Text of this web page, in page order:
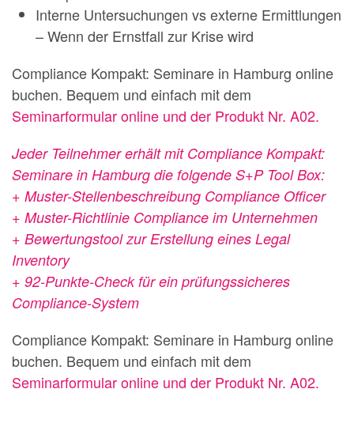
Interne Untersuchungen vs externe Ermittlungen
– Wenn der Ernstfall zur Krise wird
Compliance Kompakt: Seminare in Hamburg online
buchen. Bequem und einfach mit dem
Seminarformular online und der Produkt Nr. A02.
Jeder Teilnehmer erhält mit Compliance Kompakt:
Seminare in Hamburg die folgende S+P Tool Box:
+ Muster-Stellenbeschreibung Compliance Officer
+ Muster-Richtlinie Compliance im Unternehmen
+ Bewertungstool zur Erstellung eines Legal
Inventory
+ 92-Punkte-Check für ein prüfungssicheres
Compliance-System
Compliance Kompakt: Seminare in Hamburg online
buchen. Bequem und einfach mit dem
Seminarformular online und der Produkt Nr. A02.